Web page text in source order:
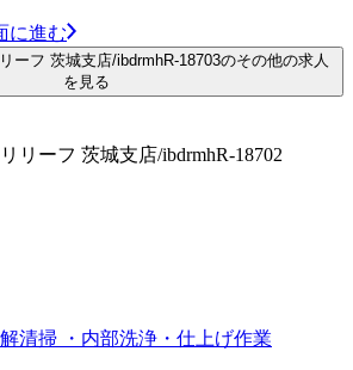
に進む
ーフ 茨城支店/ibdrmhR-18703のその他の求人
を見る
リーフ 茨城支店/ibdrmhR-18702
清掃 ・内部洗浄・仕上げ作業